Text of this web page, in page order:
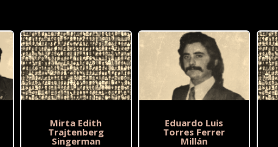
Mirta Edith
Trajtenberg
Singerman
Eduardo Luis
Torres Ferrer
Millán